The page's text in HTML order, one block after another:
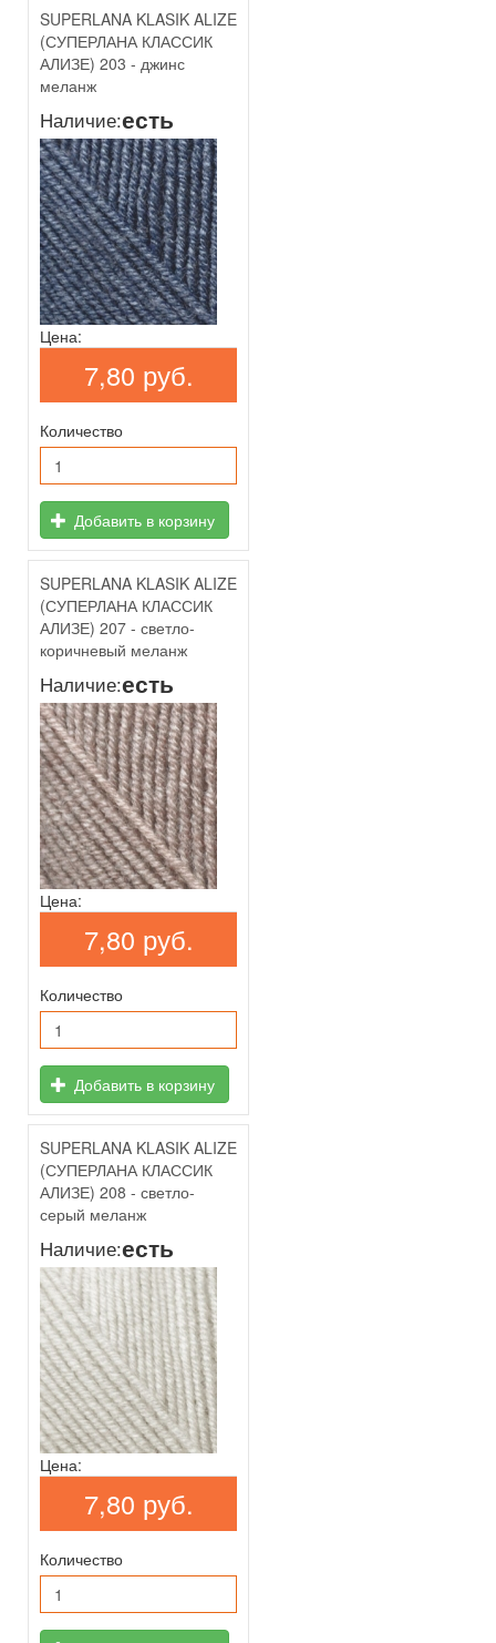
SUPERLANA KLASIK ALIZE
(СУПЕРЛАНА КЛАССИК
АЛИЗЕ) 203 - джинс
меланж
Наличие:есть
Цена:
7,80 руб.
Количество
Добавить в корзину
SUPERLANA KLASIK ALIZE
(СУПЕРЛАНА КЛАССИК
АЛИЗЕ) 207 - светло-
коричневый меланж
Наличие:есть
Цена:
7,80 руб.
Количество
Добавить в корзину
SUPERLANA KLASIK ALIZE
(СУПЕРЛАНА КЛАССИК
АЛИЗЕ) 208 - светло-
серый меланж
Наличие:есть
Цена:
7,80 руб.
Количество